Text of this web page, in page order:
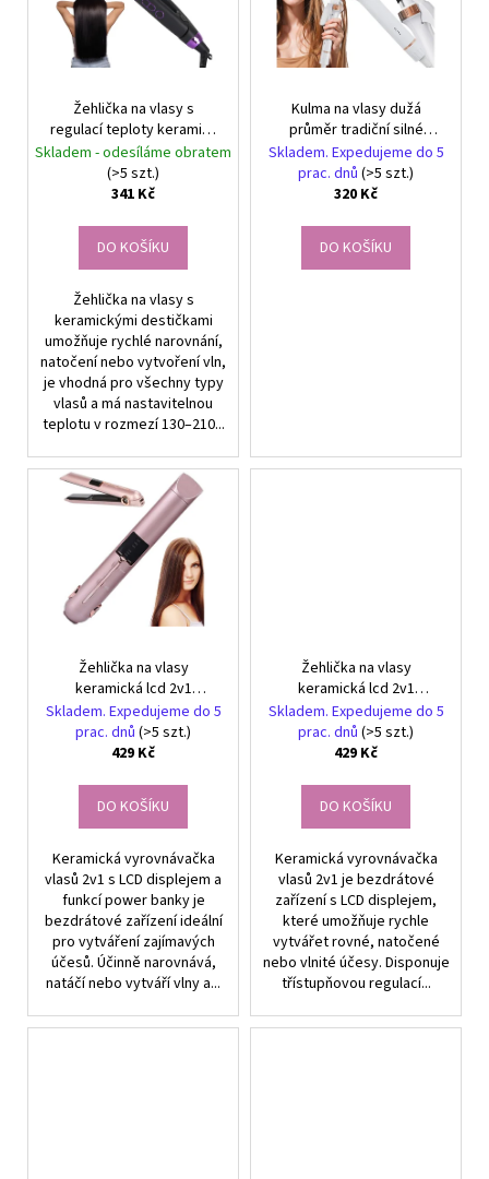
d
Žehlička na vlasy s
regulací teploty keramiky
pro narovnávání
Skladem - odesíláme obratem
(>5 szt.)
341 Kč
DO KOŠÍKU
Žehlička na vlasy s
keramickými destičkami
umožňuje rychlé narovnání,
natočení nebo vytvoření vln,
je vhodná pro všechny typy
vlasů a má nastavitelnou
teplotu v rozmezí 130–210...
Kulma na vlasy dužá
průměr tradiční silné
kudrny vlny styl
Skladem. Expedujeme do 5
prac. dnů (>5 szt.)
320 Kč
DO KOŠÍKU
Žehlička na vlasy
keramická lcd 2v1
regulace teploty power
bank
Skladem. Expedujeme do 5
prac. dnů (>5 szt.)
429 Kč
DO KOŠÍKU
Keramická vyrovnávačka
vlasů 2v1 s LCD displejem a
funkcí power banky je
bezdrátové zařízení ideální
pro vytváření zajímavých
účesů. Účinně narovnává,
natáčí nebo vytváří vlny a...
Žehlička na vlasy
keramická lcd 2v1
regulace teploty power
bank
Skladem. Expedujeme do 5
prac. dnů (>5 szt.)
429 Kč
DO KOŠÍKU
Keramická vyrovnávačka
vlasů 2v1 je bezdrátové
zařízení s LCD displejem,
které umožňuje rychle
vytvářet rovné, natočené
nebo vlnité účesy. Disponuje
třístupňovou regulací...
NÁUŠNICE
CINTIA
FIALOVÁ
KRYSTALY